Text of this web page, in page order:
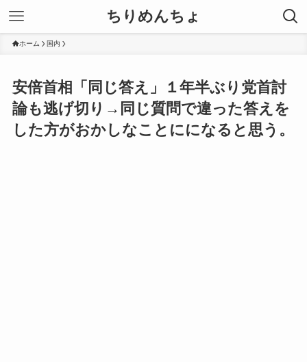
ちりめんちょ
ホーム 国内
安倍首相「同じ答え」１年半ぶり党首討
論も逃げ切り→同じ質問で違った答えを
した方がおかしなことにになると思う。